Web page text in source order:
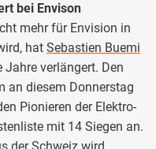
bei Envison
mehr für Envision in
hat Sebastien Buemi
verlängert. Den
an diesem Donnerstag
Pionieren der Elektro-
mit 14 Siegen an.